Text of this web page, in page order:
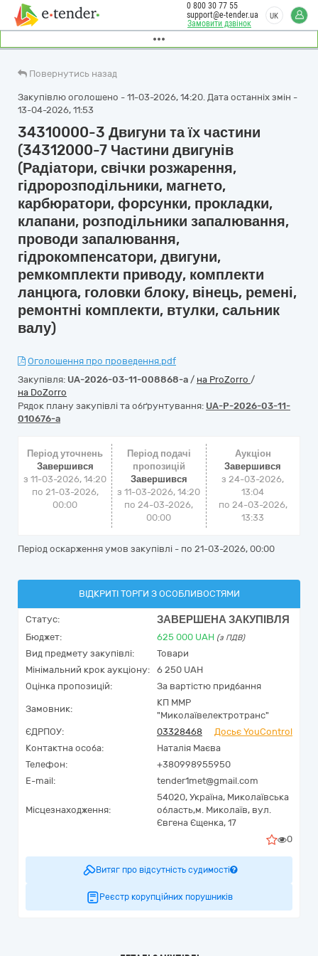
Замовити дзвінок
0 800 30 77 55
support@e-tender.ua
UK
Повернутись назад
Закупівлю оголошено - 11-03-2026, 14:20. Дата останніх змін -
13-04-2026, 11:53
34310000-3 Двигуни та їх частини
(34312000-7 Частини двигунів
(Радіатори, свічки розжарення,
гідророзподільники, магнето,
карбюратори, форсунки, прокладки,
клапани, розподільники запалювання,
проводи запалювання,
гідрокомпенсатори, двигуни,
ремкомплекти приводу, комплекти
ланцюга, головки блоку, вінець, ремені,
ремонтні комплекти, втулки, сальник
валу)
Оголошення про проведення.pdf
Закупівля: UA-2026-03-11-008868-a / на ProZorro /
на DoZorro
Рядок плану закупівлі та обґрунтування: UA-P-2026-03-11-
010676-a
Період уточнень
Завершився
з 11-03-2026, 14:20
по 21-03-2026,
00:00
Період подачі
пропозицій
Завершився
з 11-03-2026, 14:20
по 24-03-2026,
00:00
Аукціон
Завершився
з24-03-2026,
13:04
по 24-03-2026,
13:33
Період оскарження умов закупівлі - по 21-03-2026, 00:00
ВІДКРИТІ ТОРГИ З ОСОБЛИВОСТЯМИ
Статус: ЗАВЕРШЕНА ЗАКУПІВЛЯ
Бюджет: 625 000 UAH (з ПДВ)
Вид предмету закупівлі:
Товари
Мінімальний крок аукціону:
6 250 UAH
Оцінка пропозицій:
За вартістю придбання
Замовник:
КП ММР
"Миколаївелектротранс"
ЄДРПОУ:
03328468
Досьє YouControl
Контактна особа:
Наталія Маєва
Телефон:
+380998955950
E-mail:
tender1met@gmail.com
Місцезнаходження:
54020, Україна, Миколаївська
область,м. Миколаїв, вул.
Євгена Єщенка, 17
0
Витяг про відсутність судимості
Реєстр корупційних порушників